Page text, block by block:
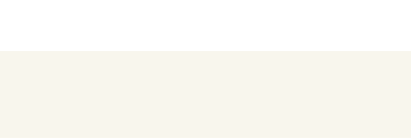
経済・文化の面で